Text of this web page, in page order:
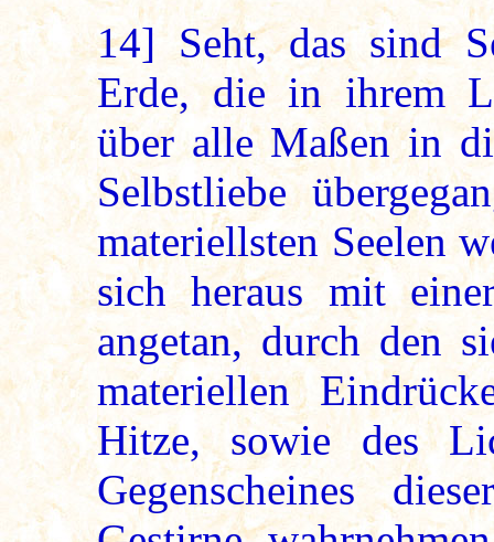
14]Seht, das sind
Erde, die in ihrem
über alle Maßen in
Selbstliebe
materiellsten Seelen
sich heraus mit
angetan, durch den
materiellen
Hitze, sowie des
Gegenscheines